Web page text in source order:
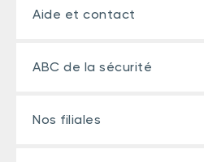
Aide et contact
ABC de la sécurité
Nos filiales